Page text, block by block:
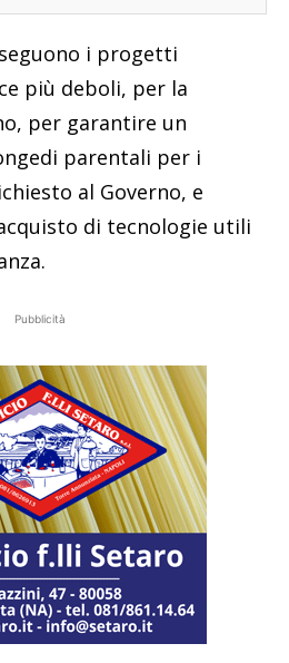
i progetti
più deboli, per la
per garantire un
parentali per i
al Governo, e
di tecnologie utili
Pubblicità